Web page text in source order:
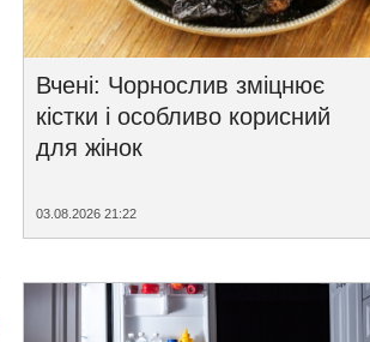
Вчені: Чорнослив зміцнює
кістки і особливо корисний
для жінок
03.08.2026 21:22